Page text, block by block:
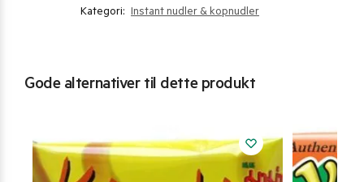
Kategori: Instant nudler & kopnudler
Gode alternativer til dette produkt